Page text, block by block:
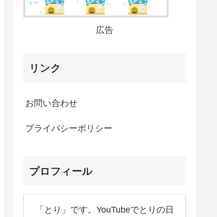
広告
リンク
お問い合わせ
プライバシーポリシー
プロフィール
「とり」です。YouTubeでとりの日